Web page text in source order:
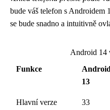
bude váš telefon s Androidem
se bude snadno a intuitivně
Android 14
Funkce
Android
13
Hlavní verze
33